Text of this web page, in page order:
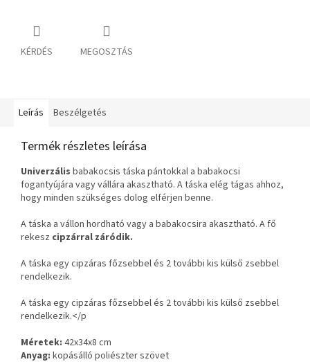
KÉRDÉS MEGOSZTÁS
Leírás Beszélgetés
Termék részletes leírása
Univerzális babakocsis táska pántokkal a babakocsi
fogantyújára vagy vállára akasztható. A táska elég tágas ahhoz,
hogy minden szükséges dolog elférjen benne.
A táska a vállon hordható vagy a babakocsira akasztható. A fő
rekesz cipzárral záródik.
A táska egy cipzáras főzsebbel és 2 további kis külső zsebbel
rendelkezik.
A táska egy cipzáras főzsebbel és 2 további kis külső zsebbel
rendelkezik.</p
Méretek: 42x34x8 cm
Anyag: kopásálló poliészter szövet